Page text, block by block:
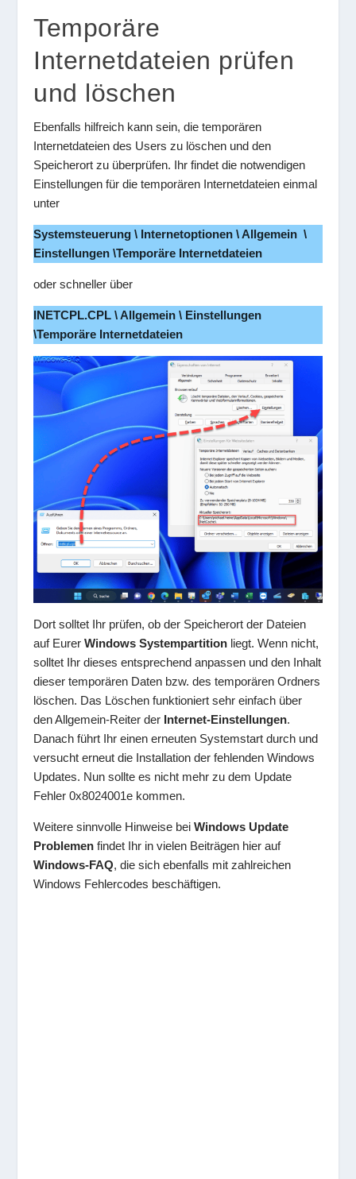
Temporäre
Internetdateien prüfen
und löschen
Ebenfalls hilfreich kann sein, die temporären
Internetdateien des Users zu löschen und den
Speicherort zu überprüfen. Ihr findet die notwendigen
Einstellungen für die temporären Internetdateien einmal
unter
Systemsteuerung \ Internetoptionen \ Allgemein \
Einstellungen \Temporäre Internetdateien
oder schneller über
INETCPL.CPL \ Allgemein \ Einstellungen
\Temporäre Internetdateien
Dort solltet Ihr prüfen, ob der Speicherort der Dateien
auf EurerWindows Systempartition liegt. Wenn nicht,
solltet Ihr dieses entsprechend anpassen und den Inhalt
dieser temporären Daten bzw. des temporären Ordners
löschen. Das Löschen funktioniert sehr einfach über
den Allgemein-Reiter der Internet-Einstellungen.
Danach führt Ihr einen erneuten Systemstart durch und
versucht erneut die Installation der fehlenden Windows
Updates. Nun sollte es nicht mehr zu dem Update
Fehler 0x8024001e kommen.
Weitere sinnvolle Hinweise beiWindows Update
Problemen findet Ihr in vielen Beiträgen hier auf
Windows-FAQ, die sich ebenfalls mit zahlreichen
Windows Fehlercodes beschäftigen.